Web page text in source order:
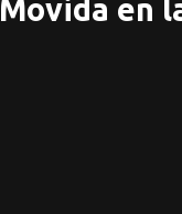
Movida en